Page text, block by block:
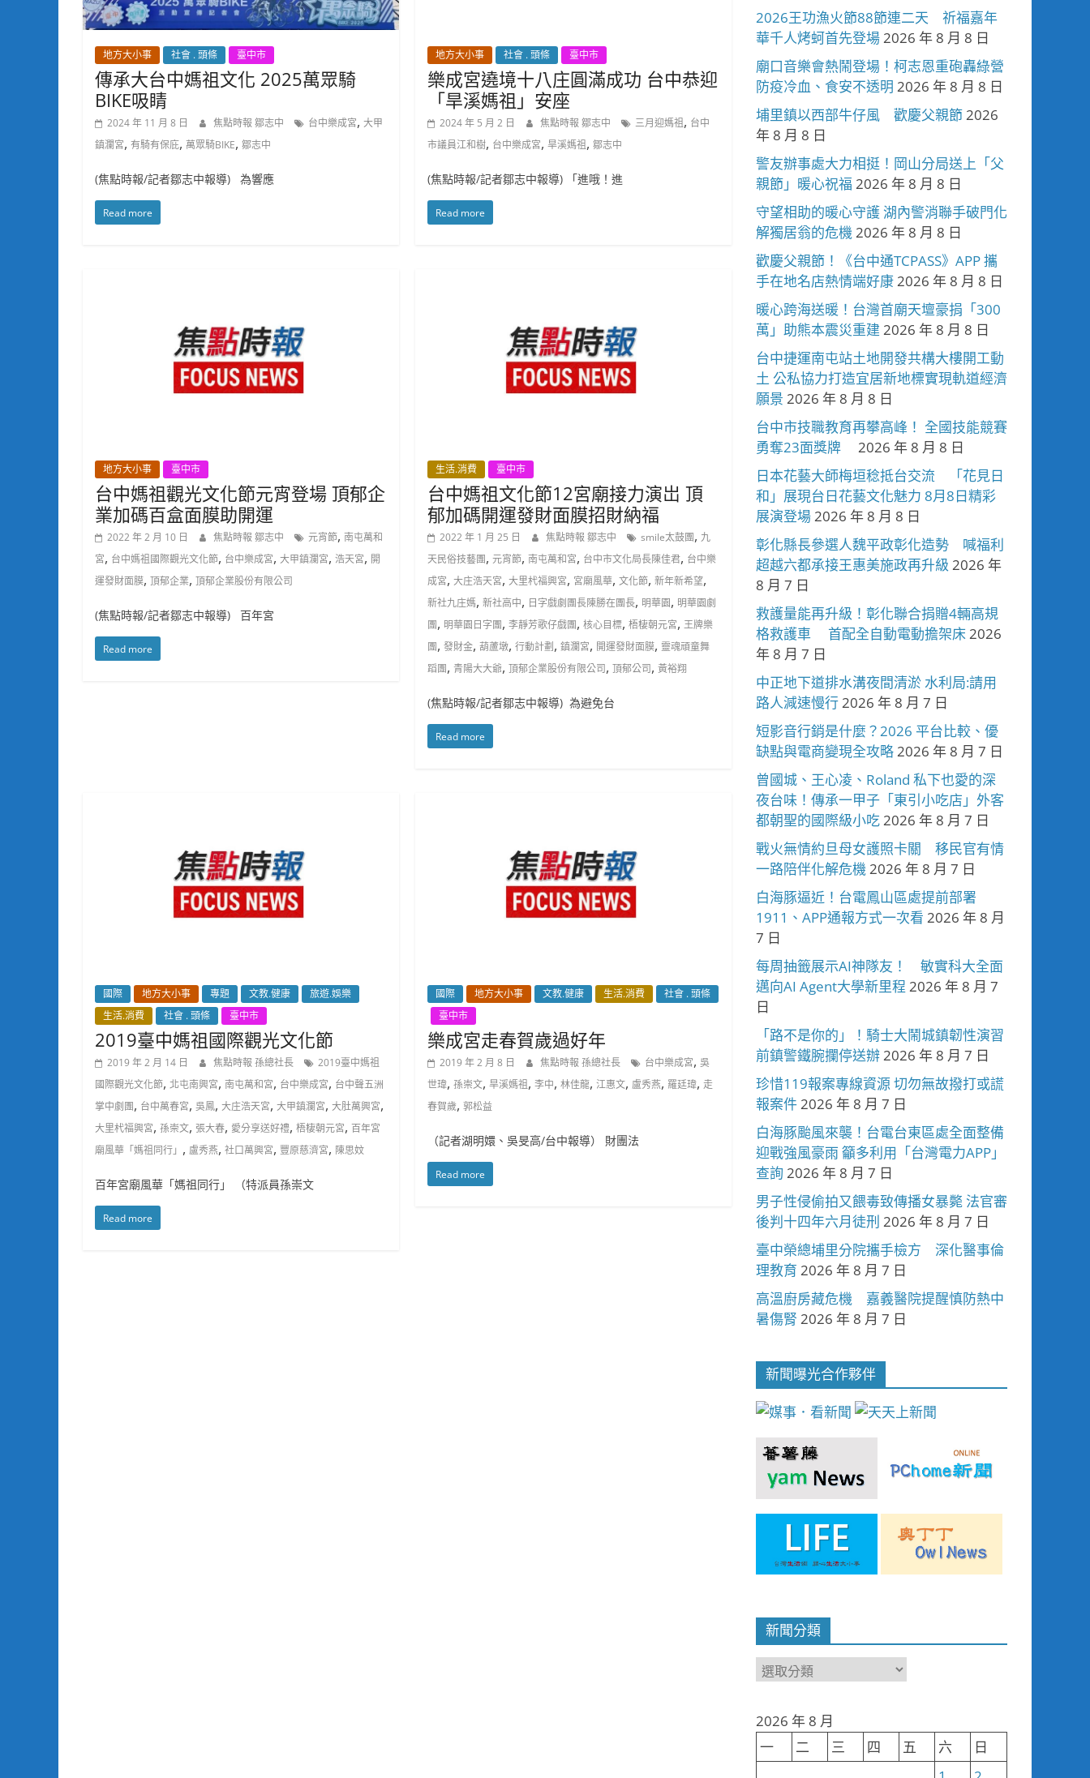
地方大小事 社會 . 頭條 臺中市
傳承大台中媽祖文化 2025萬眾騎
BIKE吸睛
2024 年 11 月 8 日 焦點時報 鄒志中 台中樂成宮, 大甲
鎮瀾宮, 有騎有保庇, 萬眾騎BIKE, 鄒志中
(焦點時報/記者鄒志中報導) 為響應
Read more
地方大小事 社會 . 頭條 臺中市
樂成宮遶境十八庄圓滿成功 台中恭迎
「旱溪媽祖」安座
2024 年 5 月 2 日 焦點時報 鄒志中 三月迎媽祖, 台中
市議員江和樹, 台中樂成宮,旱溪媽祖,鄒志中
(焦點時報/記者鄒志中報導) 「進哦！進
Read more
地方大小事 臺中市
台中媽祖觀光文化節元宵登場 頂郁企
業加碼百盒面膜助開運
2022 年 2 月 10 日 焦點時報 鄒志中 元宵節, 南屯萬和
宮, 台中媽祖國際觀光文化節, 台中樂成宮, 大甲鎮瀾宮, 浩天宮, 開
運發財面膜, 頂郁企業, 頂郁企業股份有限公司
(焦點時報/記者鄒志中報導) 百年宮
Read more
生活.消費 臺中市
台中媽祖文化節12宮廟接力演岀 頂
郁加碼開運發財面膜招財納福
2022 年 1 月 25 日 焦點時報 鄒志中 smile太鼓團, 九
天民俗技藝團,元宵節,南屯萬和宮, 台中市文化局長陳佳君, 台中樂
成宮,大庄浩天宮,大里杙福興宮, 宮廟風華,文化節,新年新希望,
新社九庄媽,新社高中, 日字戲劇團長陳勝在團長, 明華園, 明華園劇
團, 明華園日字團,李靜芳歌仔戲團,核心目標,梧棲朝元宮,王牌樂
團,發財金,葫蘆墩,行動計劃,鎮瀾宮, 開運發財面膜, 靈魂頑童舞
蹈團,青陽大大爺,頂郁企業股份有限公司,頂郁公司,黃裕翔
(焦點時報/記者鄒志中報導) 為避免台
Read more
國際 地方大小事 專題 文教.健康
旅遊.娛樂
生活.消費
社會 . 頭條 臺中市
2019臺中媽祖國際觀光文化節
2019 年 2 月 14 日 焦點時報 孫總社長
2019臺中媽祖
國際觀光文化節, 北屯南興宮, 南屯萬和宮, 台中樂成宮, 台中聲五洲
掌中劇團, 台中萬春宮, 吳鳳, 大庄浩天宮, 大甲鎮瀾宮, 大肚萬興宮,
大里杙福興宮, 孫崇文, 張大春, 愛分享送好禮, 梧棲朝元宮, 百年宮
廟風華「媽祖同行」 , 盧秀燕, 社口萬興宮, 豐原慈濟宮, 陳思妏
百年宮廟風華「媽祖同行」 （特派員孫崇文
Read more
國際 地方大小事 文教.健康 生活.消費
社會 . 頭條
臺中市
樂成宮走春賀歲過好年
2019 年 2 月 8 日 焦點時報 孫總社長 台中樂成宮,吳
世瑋,孫崇文,旱溪媽祖,李中,林佳龍, 江惠文,盧秀燕, 羅廷瑋,走
春賀歲,郭松益
（記者湖明嬛、吳旻高/台中報導） 財團法
Read more
2026王功漁火節88節連二天 祈福嘉年
華千人烤蚵首先登場2026 年 8 月 8 日
廟口音樂會熱鬧登場！柯志恩重砲轟綠營
防疫冷血、食安不透明 2026 年 8 月 8 日
埔里鎮以西部牛仔風 歡慶父親節2026
年 8 月 8 日
警友辦事處大力相挺！岡山分局送上「父
親節」暖心祝福 2026 年 8 月 8 日
守望相助的暖心守護 湖內警消聯手破門化
解獨居翁的危機2026 年 8 月 8 日
歡慶父親節！《台中通TCPASS》APP 攜
手在地名店熱情端好康2026 年 8 月 8 日
暖心跨海送暖！台灣首廟天壇豪捐「300
萬」助熊本震災重建 2026 年 8 月 8 日
台中捷運南屯站土地開發共構大樓開工動
土 公私協力打造宜居新地標實現軌道經濟
願景 2026 年 8 月 8 日
台中市技職教育再攀高峰！ 全國技能競賽
勇奪23面獎牌
2026 年 8 月 8 日
日本花藝大師梅垣稔抵台交流 「花見日
和」展現台日花藝文化魅力 8月8日精彩
展演登場2026 年 8 月 8 日
彰化縣長參選人魏平政彰化造勢 喊福利
超越六都承接王惠美施政再升級 2026 年
8 月 7 日
救護量能再升級！彰化聯合捐贈4輛高規
格救護車 首配全自動電動擔架床2026
年 8 月 7 日
中正地下道排水溝夜間清淤 水利局:請用
路人減速慢行2026 年 8 月 7 日
短影音行銷是什麼？2026 平台比較、優
缺點與電商變現全攻略2026 年 8 月 7 日
曾國城、王心凌、Roland 私下也愛的深
夜台味！傳承一甲子「東引小吃店」外客
都朝聖的國際級小吃2026 年 8 月 7 日
戰火無情約旦母女護照卡關 移民官有情
一路陪伴化解危機2026 年 8 月 7 日
白海豚逼近！台電鳳山區處提前部署
1911、APP通報方式一次看 2026 年 8 月
7 日
每周抽籤展示AI神隊友！ 敏實科大全面
邁向AI Agent大學新里程 2026 年 8 月 7
日
「路不是你的」！騎士大鬧城鎮韌性演習
前鎮警鐵腕攔停送辦2026 年 8 月 7 日
珍惜119報案專線資源 切勿無故撥打或謊
報案件2026 年 8 月 7 日
白海豚颱風來襲！台電台東區處全面整備
迎戰強風豪雨 籲多利用「台灣電力APP」
查詢 2026 年 8 月 7 日
男子性侵偷拍又餵毒致傳播女暴斃 法官審
後判十四年六月徒刑 2026 年 8 月 7 日
臺中榮總埔里分院攜手檢方 深化醫事倫
理教育 2026 年 8 月 7 日
高溫廚房藏危機 嘉義醫院提醒慎防熱中
暑傷腎 2026 年 8 月 7 日
新聞曝光合作夥伴
新聞分類
新
類
2026 年 8 月
一
二 三 四 五 六
日